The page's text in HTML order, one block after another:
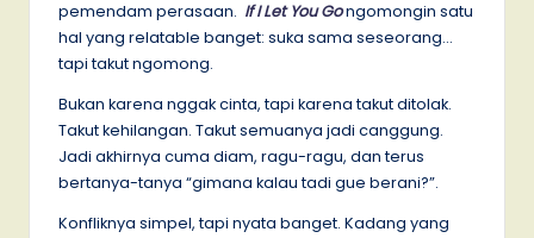
pemendam perasaan. If I Let You Gongomongin satu
hal yang relatable banget: suka sama seseorang…
tapi takut ngomong.
Bukan karena nggak cinta, tapi karena takut ditolak.
Takut kehilangan. Takut semuanya jadi canggung.
Jadi akhirnya cuma diam, ragu-ragu, dan terus
bertanya-tanya “gimana kalau tadi gue berani?”.
Konfliknya simpel, tapi nyata banget. Kadang yang